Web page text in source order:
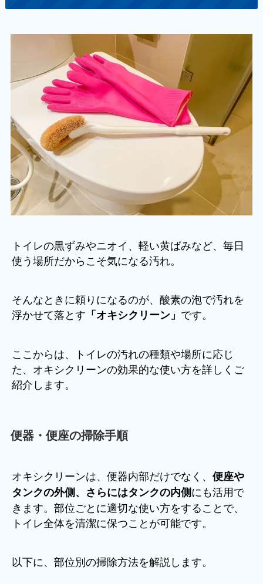
トイレの黒ずみやニオイ、軽い黄ばみなど、毎日
使う場所だからこそ気になる汚れ。
そんなときに頼りになるのが、酸素の泡で汚れを
浮かせて落とす 「オキシクリーン」 です。
ここからは、トイレの汚れの種類や場所に応じ
た、オキシクリーンの効果的な使い方を詳しくご
紹介します。
便器・便座の掃除手順
オキシクリーンは、便器内部だけでなく、 便座や
タンクの外側、さらにはタンクの内側にも活用で
きます。部位ごとに適切な使い方をすることで、
トイレ全体を清潔に保つことが可能です。
以下に、部位別の掃除方法を解説します。